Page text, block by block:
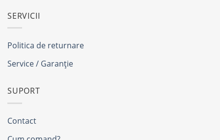
SERVICII
Politica de returnare
Service / Garanție
SUPORT
Contact